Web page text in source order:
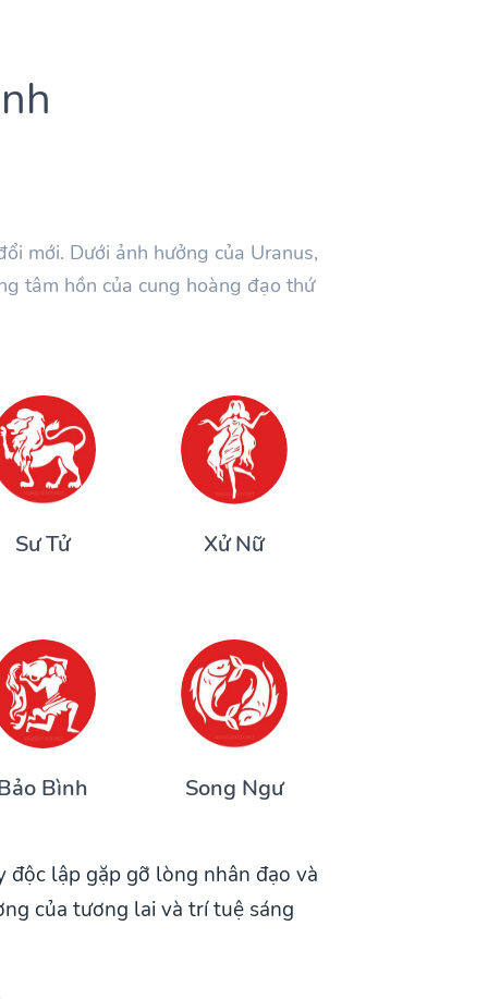
mới. Dưới ảnh hưởng của Uranus,
tâm hồn của cung hoàng đạo thứ
Sư Tử Xử Nữ
Bình Song Ngư
độc lập gặp gỡ lòng nhân đạo và
của tương lai và trí tuệ sáng